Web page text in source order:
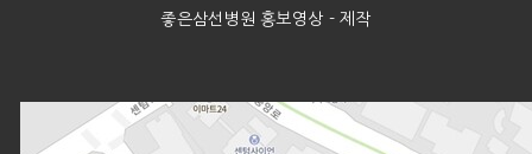
좋은삼선병원 홍보영상 - 제작